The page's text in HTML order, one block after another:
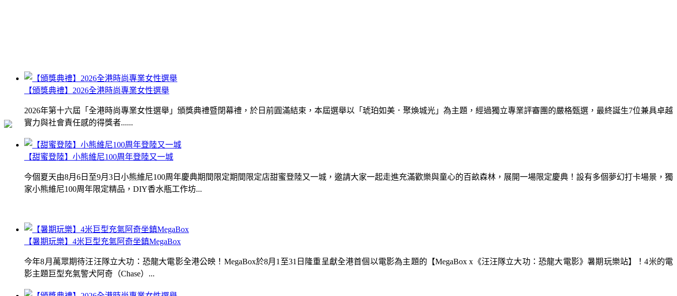
【頒獎典禮】2026全港時尚專業女性選舉
2026年第十六屆「全港時尚專業女性選舉」頒獎典禮暨閉幕禮，於日前圓滿結束，本屆選舉以「琥珀如美．聚煥城光」為主題，經過獨立專業評審團的嚴格甄選，最終誕生7位兼具卓越
實力與社會責任感的得獎者......
【暑期玩樂】4米巨型充氣阿奇坐鎮MegaBox
今年8月萬眾期待汪汪隊立大功：恐龍大電影全港公映！MegaBox於8月1至31日隆重呈獻全港首個以電影為主題的【MegaBox x《汪汪隊立大功：恐龍大電影》暑期玩樂站】！4米的電
影主題巨型充氣警犬阿奇（Chase）...
【甜蜜登陸】小熊維尼100周年登陸又一城
今個夏天由8月6日至9月3日小熊維尼100周年慶典期間限定期間限定店甜蜜登陸又一城，邀請大家一起走進充滿歡樂與童心的百畝森林，展開一場限定慶典！設有多個夢幻打卡場景，獨
家小熊維尼100周年限定精品，DIY香水瓶工作坊...